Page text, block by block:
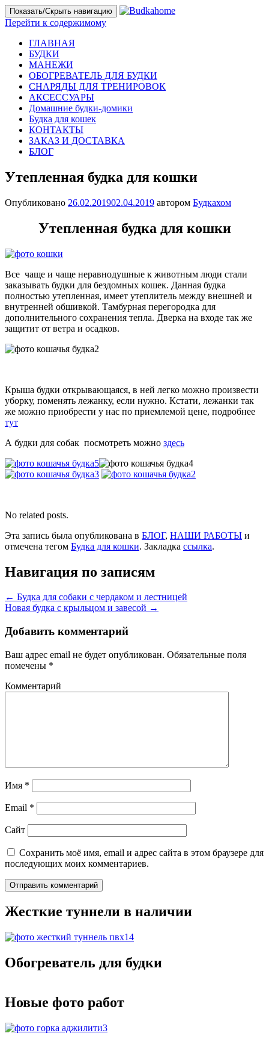
Показать/Скрыть навигацию
Перейти к содержимому
ГЛАВНАЯ
БУДКИ
МАНЕЖИ
ОБОГРЕВАТЕЛЬ ДЛЯ БУДКИ
СНАРЯДЫ ДЛЯ ТРЕНИРОВОК
АКСЕССУАРЫ
Домашние будки-домики
Будка для кошек
КОНТАКТЫ
ЗАКАЗ И ДОСТАВКА
БЛОГ
Утепленная будка для кошки
Опубликовано 26.02.201902.04.2019 автором Будкахом
Утепленная будка для кошки
Все чаще и чаще неравнодушные к животным люди стали
заказывать будки для бездомных кошек. Данная будка
полностью утепленная, имеет утеплитель между внешней и
внутренней обшивкой. Тамбурная перегородка для
дополнительного сохранения тепла. Дверка на входе так же
защитит от ветра и осадков.
Крыша будки открывающаяся, в ней легко можно произвести
уборку, поменять лежанку, если нужно. Кстати, лежанки так
же можно приобрести у нас по приемлемой цене, подробнее
тут
А будки для собак посмотреть можно здесь
No related posts.
Эта запись была опубликована в БЛОГ, НАШИ РАБОТЫ и
отмечена тегом Будка для кошки. Закладка ссылка.
Навигация по записям
← Будка для собаки с чердаком и лестницей
Новая будка с крыльцом и завесой →
Добавить комментарий
Ваш адрес email не будет опубликован. Обязательные поля
помечены *
Комментарий
Имя *
Email *
Сайт
Сохранить моё имя, email и адрес сайта в этом браузере для
последующих моих комментариев.
Жесткие туннели в наличии
Обогреватель для будки
Новые фото работ